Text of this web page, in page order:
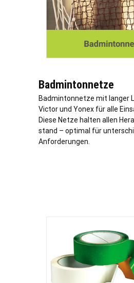
Badmintonnetze
Badmintonnetze mit langer
Victor und Yonex für alle
Diese Netze halten allen
stand – optimal für
Anforderungen.